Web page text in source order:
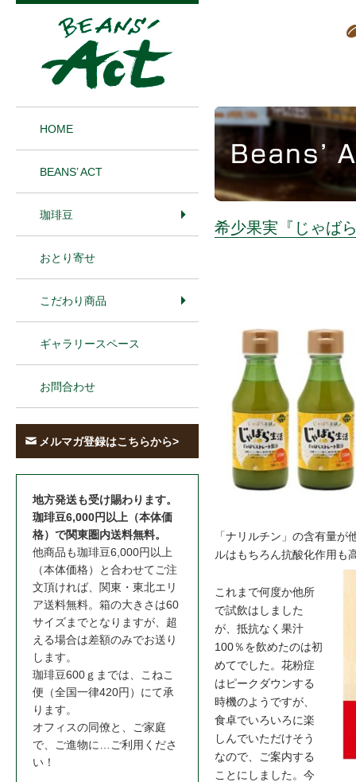
希少果実『じゃば
「ナリルチン」の含有量
ルはもちろん抗酸化作用も
これまで何度か他所
で試飲はしました
が、抵抗なく果汁
100％を飲めたのは初
めてでした。花粉症
はピークダウンする
時機のようですが、
食卓でいろいろに楽
しんでいただけそう
なので、ご案内する
ことにしました。今
HOME
BEANS’ ACT
珈琲豆
おとり寄せ
こだわり商品
ギャラリースペース
お問合わせ
メルマガ登録はこちらから>
地方発送も受け賜わります。
珈琲豆6,000円以上（本体価
格）で関東圏内送料無料。
他商品も珈琲豆6,000円以上
（本体価格）と合わせてご注
文頂ければ、関東・東北エリ
ア送料無料。箱の大きさは60
サイズまでとなりますが、超
える場合は差額のみでお送り
します。
珈琲豆600ｇまでは、こねこ
便（全国一律420円）にて承
ります。
オフィスの同僚と、ご家庭
で、ご進物に…ご利用くださ
い！